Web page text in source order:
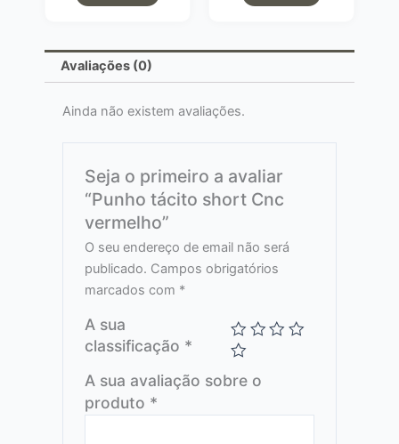
Avaliações (0)
Ainda não existem avaliações.
Seja o primeiro a avaliar
“Punho tácito short Cnc
vermelho”
O seu endereço de email não será
publicado. Campos obrigatórios
marcados com *
A sua
classificação *
A sua avaliação sobre o
produto *